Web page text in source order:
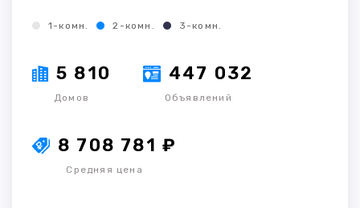
1-комн. 2-комн. 3-комн.
5 810
Домов
447 032
Объявлений
8 708 781 ₽
Средняя цена